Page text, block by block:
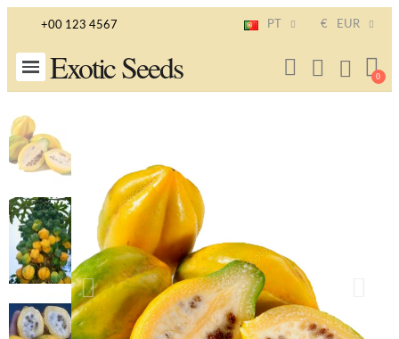
+00 123 4567 PT € EUR
Exotic Seeds